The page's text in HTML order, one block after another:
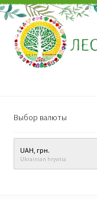
Перейти
к
навигации
Перейти
к
содержимому
Саженцы
Семена
Выбор валюты
UAH, грн.
Ukrainian hryvnia